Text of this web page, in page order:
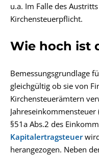
u.a. Im Falle des
Kirchensteuerpflicht.
Wie hoch ist
Bemessungsgrundlage
gleichgültig ob sie von
Kirchensteuerämtern
Jahreseinkommensteuer
§51a Abs.2 des
Kapitalertragsteuer
herangezogen. Neben